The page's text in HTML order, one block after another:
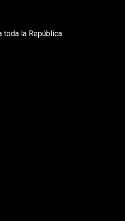
toda la República